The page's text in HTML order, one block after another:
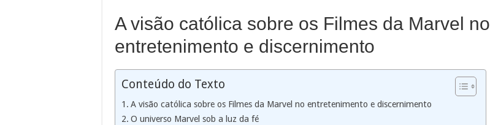
A visão católica sobre os Filmes da Marvel no
entretenimento e discernimento
Conteúdo do Texto
A visão católica sobre os Filmes da Marvel no entretenimento e discernimento
O universo Marvel sob a luz da fé